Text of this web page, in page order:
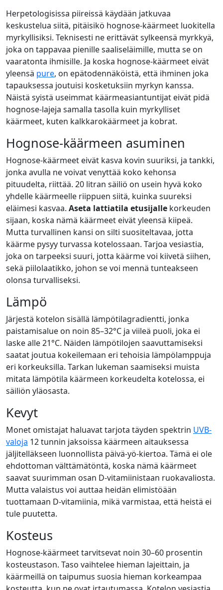
Herpetologisissa piireissä käydään jatkuvaa
keskustelua siitä, pitäisikö hognose-käärmeet luokitella
myrkyllisiksi. Teknisesti ne erittävät sylkeensä myrkkyä,
joka on tappavaa pienille saaliseläimille, mutta se on
vaaratonta ihmisille. Ja koska hognose-käärmeet eivät
yleensä pure, on epätodennäköistä, että ihminen joka
tapauksessa joutuisi kosketuksiin myrkyn kanssa.
Näistä syistä useimmat käärmeasiantuntijat eivät pidä
hognose-lajeja samalla tasolla kuin myrkylliset
käärmeet, kuten kalkkarokäärmeet ja kobrat.
Hognose-käärmeen asuminen
Hognose-käärmeet eivät kasva kovin suuriksi, ja tankki,
jonka avulla ne voivat venyttää koko kehonsa
pituudelta, riittää. 20 litran säiliö on usein hyvä koko
yhdelle käärmeelle riippuen siitä, kuinka suureksi
eläimesi kasvaa. Aseta lattiatila etusijalle korkeuden
sijaan, koska nämä käärmeet eivät yleensä kiipeä.
Mutta turvallinen kansi on silti suositeltavaa, jotta
käärme pysyy turvassa kotelossaan. Tarjoa vesiastia,
joka on tarpeeksi suuri, jotta käärme voi kiivetä siihen,
sekä piilolaatikko, johon se voi mennä tunteakseen
olonsa turvalliseksi.
Lämpö
Järjestä kotelon sisällä lämpötilagradientti, jonka
paistamisalue on noin 85–32°C ja viileä puoli, joka ei
laske alle 21°C. Näiden lämpötilojen saavuttamiseksi
saatat joutua kokeilemaan eri tehoisia lämpölamppuja
eri korkeuksilla. Tarkan lukeman saamiseksi muista
mitata lämpötila käärmeen korkeudelta kotelossa, ei
säiliön yläosasta.
Kevyt
Monet omistajat haluavat tarjota täyden spektrin UVB-
valoja 12 tunnin jaksoissa käärmeen aitauksessa
jäljitelläkseen luonnollista päivä-yö-kiertoa. Tämä ei ole
ehdottoman välttämätöntä, koska nämä käärmeet
saavat suurimman osan D-vitamiinistaan ruokavaliosta.
Mutta valaistus voi auttaa heidän elimistöään
tuottamaan D-vitamiinia, mikä varmistaa, että heistä ei
tule puutetta.
Kosteus
Hognose-käärmeet tarvitsevat noin 30–60 prosentin
kosteustason. Taso vaihtelee hieman lajeittain, ja
käärmeillä on taipumus suosia hieman korkeampaa